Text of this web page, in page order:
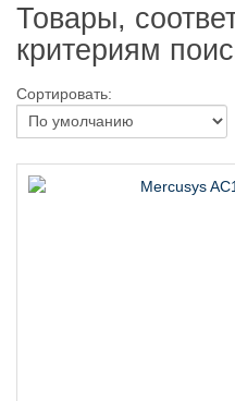
Товары,
критериям
Сортировать: